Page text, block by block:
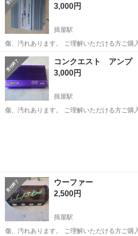
3,000円
揖屋駅
傷、汚れあります。 ご理解いただける方ご購入お願いいたします。 短
期出品です。
島根 松江市 揖屋駅 カーオーディオ
コンクエスト アンプ
3,000円
揖屋駅
傷、汚れあります。 ご理解いただける方ご購入お願いいたします。 短
ウーファー
2,500円
揖屋駅
傷、汚れあります。 ご理解いただける方ご購入お願いいたします。 短